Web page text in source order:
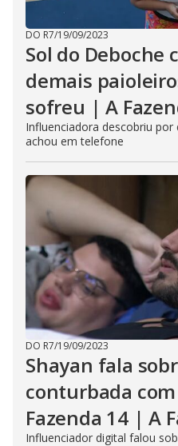
DO R7/19/09/2023
Sol do Deboche
demais
sofreu | A
Influenciadora descobriu
achou em telefone
DO R7/19/09/2023
Shayan fala
conturbada
Fazenda 14 | A
Influenciador digital falou